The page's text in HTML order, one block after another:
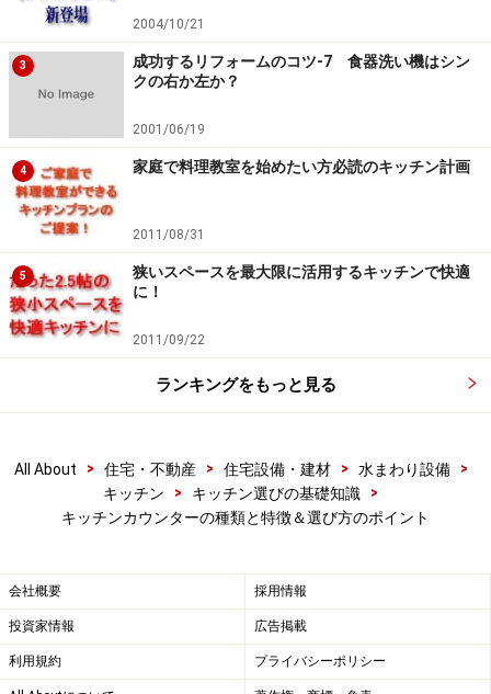
ナチュラルな空間を生み出す木材のカウンターも根強い
人気がある素材。一般的には、反りや割れなどが小さい
集成材が多く用いられています。表面に塗装を施すなど
して、耐水性や耐熱性を高めることも必要でしょう。
同じ素材でも性能に差がある
透明な素材と柄の組み合わせの個性的なカウンター。熱に強
入）]
TOTO
人工大理石。一般的に、作業性という面だけを考えれ
ば、熱や汚れを気にせずに使用できるステンレスは、キ
ッチンカウンターに適している素材と言えるでしょう。
しかし、注意したいのは、ステンレスといっても厚みや
2004/10/21
3
成功するリフォームのコツ-7 食器洗い機はシン
クの右か左か？
2001/06/19
4 家庭で料理教室を始めたい方必読のキッチン計画
2011/08/31
5
狭いスペースを最大限に活用するキッチンで快適
に！
2011/09/22
ランキングをもっと見る
All About > 住宅・不動産 > 住宅設備・建材 > 水まわり設備
>
キッチン
> キッチン選びの基礎知識
>
キッチンカウンターの種類と特徴＆選び方のポイント
会社概要 採用情報
投資家情報 広告掲載
利用規約 プライバシーポリシー